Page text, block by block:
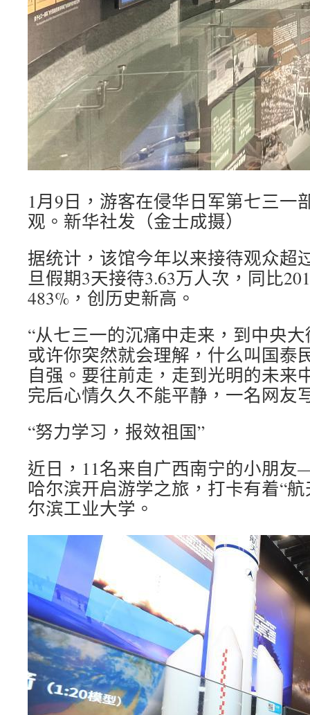
1月9日，游客在侵华日军第七三一
观。新华社发（金士成摄）
据统计，该馆今年以来接待观众超
旦假期3天接待3.63万人次，同比
483%，创历史新高。
“从七三一的沉痛中走来，到中央
或许你突然就会理解，什么叫国泰
自强。要往前走，走到光明的未来
完后心情久久不能平静，一名网友
“努力学习，报效祖国”
近日，11名来自广西南宁的小朋
哈尔滨开启游学之旅，打卡有着“
尔滨工业大学。